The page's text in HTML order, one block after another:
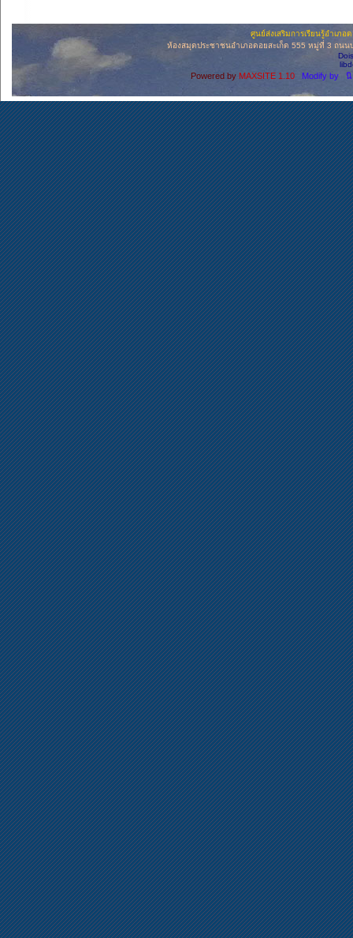
ศูนย์ส่งเสริมการเรียนรู้อำเภ
ห้องสมุดประชาชนอำเภอดอยสะเก็ด 555 หมู่ที่ 3 ถนน
Powered by MAXSITE 1.10 Modify by